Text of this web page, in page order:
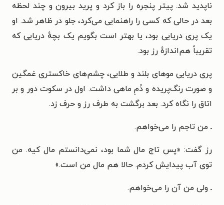
ناپدید شد. پیتر پنجره را باز کرد و پرید بیرون و چند لحظه
بعد در حالی که کسی را راهنمایی می‌کرد، جلو در ظاهر شد. او
یک پری دریایی بود، یا بهتر است بگویم یک بچهٔ دریایی که
تقریباً هم‌اندازهٔ رز بود.
پری دریایی موهای بلند و طلایی، چشم‌های خاکستری غمگین
و صورت رنگ‌پریده و دُمِ ماهی داشت. اول در سکوت دور و بر
اتاق را نگاه کرد. بعد برگشت به طرف رز و حرف زد.
ـ من تاجم را می‌خواهم.
رز گفت: «پس تاج مال شما بود، نمی‌دانستم مال کیه. من
توی آب پیدایش کردم. حالا هم مال من است.»
ـ ولی من آن را می‌خواهم.